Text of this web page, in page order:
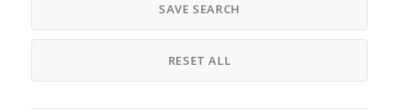
SAVE SEARCH
RESET ALL